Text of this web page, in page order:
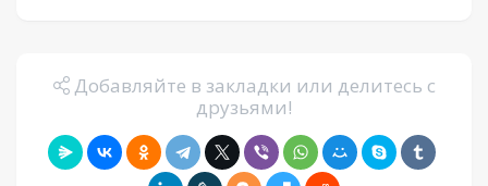
Добавляйте в закладки или делитесь с
друзьями!